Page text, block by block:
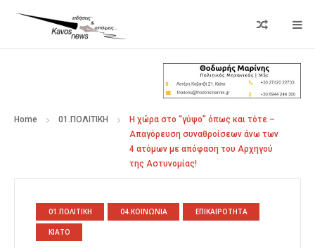
Home 01.ΠΟΛΙΤΙΚΗ
Η χώρα στο “γύψο” όπως και τότε –
Απαγόρευση συναθροίσεων άνω των
4 ατόμων με απόφαση του Αρχηγού
της Αστυνομίας!
01.ΠΟΛΙΤΙΚΗ 04.ΚΟΙΝΩΝΙΑ ΕΠΙΚΑΙΡΟΤΗΤΑ
ΚΙΑΤΟ